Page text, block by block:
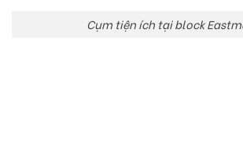
Cụm tiện ích tại block